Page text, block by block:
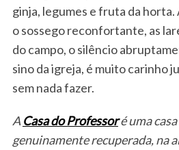
ginja, legumes e fruta da
o sossego reconfortante, as
do campo, o silêncio
sino da igreja, é muito carinho
sem nada fazer.
A Casa do Professoré uma
genuinamente recuperada, na